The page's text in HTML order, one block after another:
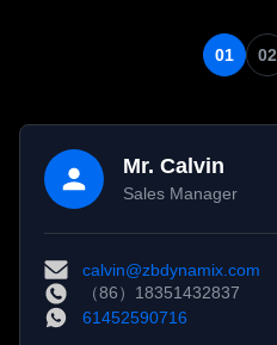
Bogenminuten Spiel) und
01 02
Mr. Calvin
Sales Manager
calvin@zbdynamix.com
（86）18351432837
61452590716